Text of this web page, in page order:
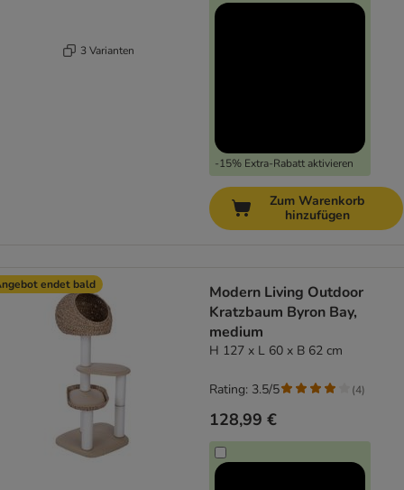
3 Varianten
-15% Extra-Rabatt aktivieren
Zum Warenkorb
hinzufügen
endet bald
Modern Living Outdoor
Kratzbaum Byron Bay,
medium
H 127 x L 60 x B 62 cm
128,99 €
Rating: 3.5/5 (4)